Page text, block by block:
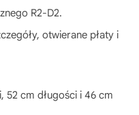
R2-D2.
otwierane płaty i
52 cm długości i 46 cm